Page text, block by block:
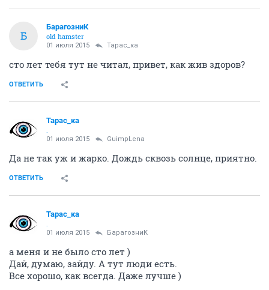
Б
БарагозниК
old hamster
01 июля 2015 Тарас_ка
сто лет тебя тут не читал, привет, как жив здоров?
ОТВЕТИТЬ
Тарас_ка
01 июля 2015 GuimpLena
Да не так уж и жарко. Дождь сквозь солнце, приятно.
ОТВЕТИТЬ
Тарас_ка
01 июля 2015 БарагозниК
а меня и не было сто лет )
Дай, думаю, зайду. А тут люди есть.
Все хорошо, как всегда. Даже лучше )